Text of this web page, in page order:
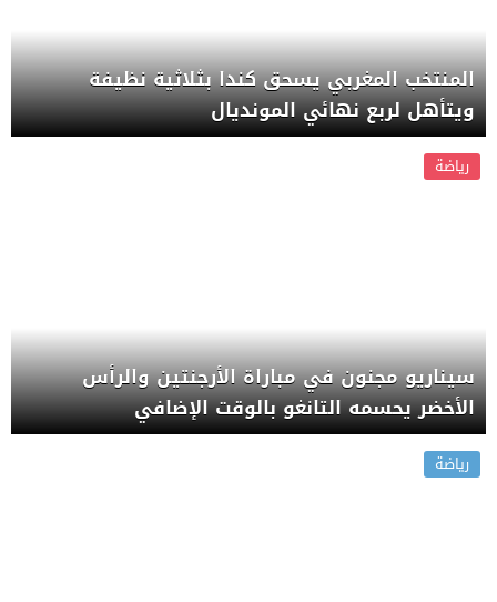
المنتخب المغربي يسحق كندا بثلاثية نظيفة
ويتأهل لربع نهائي المونديال
رياضة
سيناريو مجنون في مباراة الأرجنتين والرأس
الأخضر يحسمه التانغو بالوقت الإضافي
رياضة